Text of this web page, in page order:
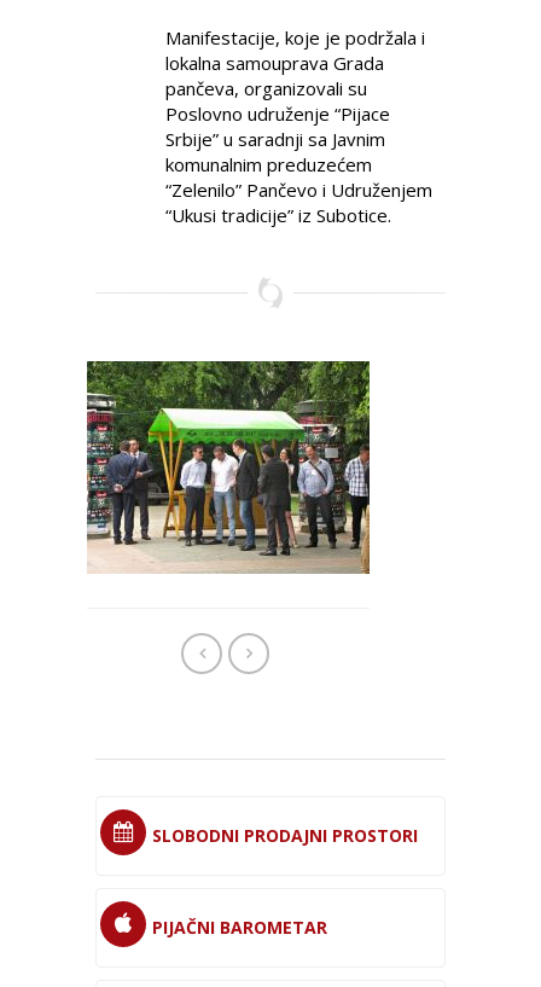
Manifestacije, koje je podržala i
lokalna samouprava Grada
pančeva, organizovali su
Poslovno udruženje “Pijace
Srbije” u saradnji sa Javnim
komunalnim preduzećem
“Zelenilo” Pančevo i Udruženjem
“Ukusi tradicije” iz Subotice.
SLOBODNI PRODAJNI PROSTORI
PIJAČNI BAROMETAR